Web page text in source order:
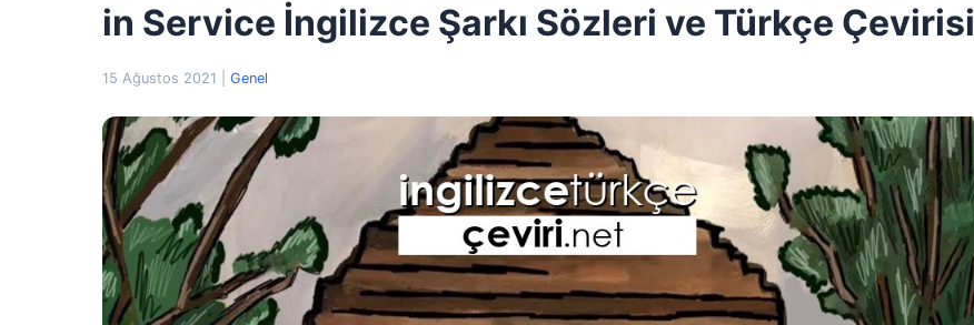
in Service İngilizce Şarkı Sözleri ve Türkçe Çevirisi
15 Ağustos 2021 Genel